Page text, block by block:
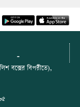
-
বক্সের বিপরীতে),